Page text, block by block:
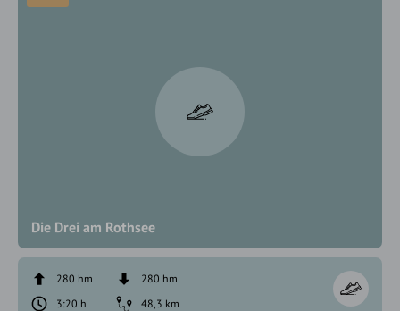
Die Drei am Rothsee
280 hm
280 hm
3:20 h
48,3 km